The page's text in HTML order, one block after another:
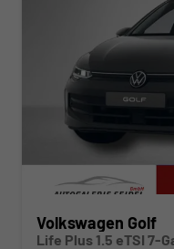
Volkswagen Golf
Life Plus 1.5 eTSI 7-